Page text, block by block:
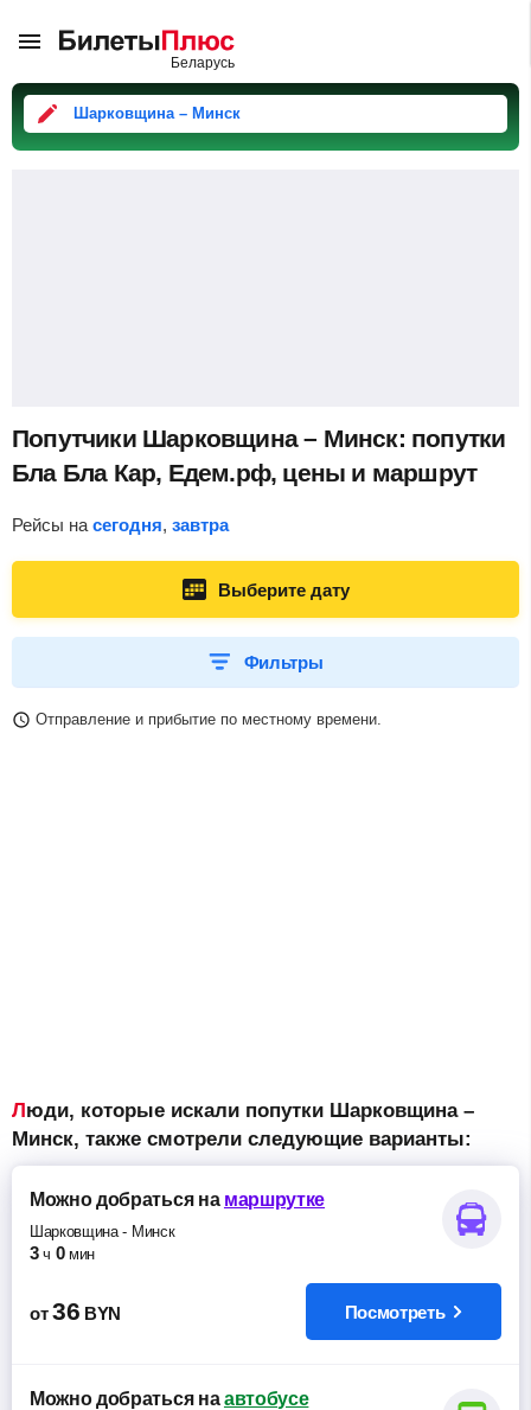
Шарковщина – Минск
Попутчики Шарковщина – Минск: попутки
Бла Бла Кар, Едем.рф, цены и маршрут
Рейсы на сегодня, завтра
Выберите дату
Фильтры
Отправление и прибытие по местному времени.
Люди, которые искали попутки Шарковщина –
Минск, также смотрели следующие варианты:
Можно добратьсяна маршрутке
Шарковщина- Минск
3 ч 0 мин
от 36 BYN Посмотреть
Можно добратьсяна автобусе